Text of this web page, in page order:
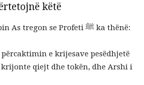
këtë
Abdullah bin Amr bin As tregon se Profeti ﷺ ka thënë:
e krijesave pesëdhjetë
qiejt dhe tokën, dhe Arshi i